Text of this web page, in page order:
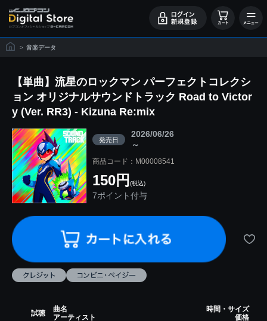
> 音楽データ
【単曲】流星のロックマン パーフェクトコレクシ
ョン オリジナルサウンドトラック Road to Victor
y (Ver. RR3) - Kizuna Re:mix
発売日
2026/06/26
～
商品コード：M00008541
150円 (税込)
7ポイント付与
試聴
曲名
アーティスト
時間・サイズ
価格